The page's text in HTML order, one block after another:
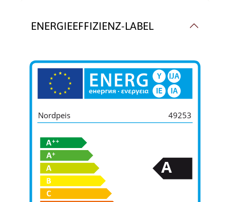
ENERGIEEFFIZIENZ-LABEL
Nordpeis 49253
A